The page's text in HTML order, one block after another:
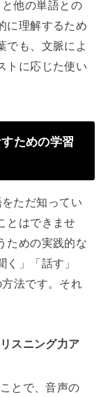
他の単語との
に理解するため
でも、文脈によ
トに応じた使い
ための学習
ただ知ってい
とはできませ
ための実践的な
」「話す」
方法です。それ
スニング力ア
とで、音声の